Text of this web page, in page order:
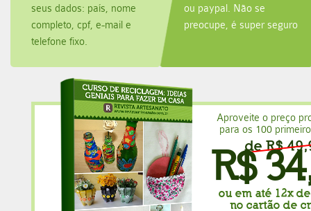
seus dados: país, nome
completo, cpf, e-mail e
telefone fixo.
ou paypal. Não se
preocupe, é super seguro
Aproveite o preço
para os 100
de R$
R$
ou em até 12x de
no cartão de